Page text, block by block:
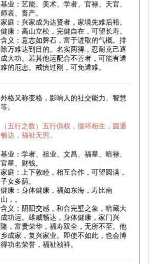
基业：艺能、美术、学者、官禄、天官、
师表、畜产。
家庭：兴家成为达贤者，家境先难后裕。
健康：高山立松，完健自在，可望长寿。
含义：意志如磐石，富于进取的气概。排
除万难达到目的。名实两得，忍耐克己逐
成大功。若其他运配合不善者，可能有遭
难的厄患。戒慎过刚，可免遭难。
外格又称变格，影响人的社交能力、智慧
等。
（五行之数）五行俱权，循环相生，圆通
畅达，福祉无穷。
基业：学者、祖业、文昌、福星、暗禄、
官星、财钱。
家庭：上下敦睦，相互合作，可望圆满，
子女多荫。
健康：身体健康，福如东海，寿比南
山，。
含义：阴阳交感，和合完壁之象，暗藏大
成功运。雄威畅达，身体健康，家门兴
隆，富贵荣华，福寿双全，无所不至。他
乡成家，复兴家业。即使不如此，也会博
得功名荣誉，福祉祯祥。